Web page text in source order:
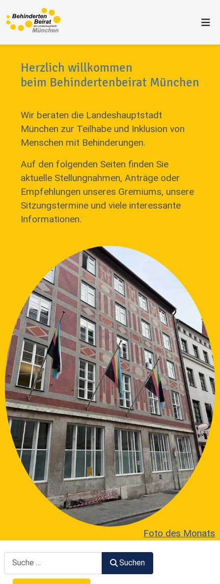
Herzlich willkommen
beim Behindertenbeirat München
Wir beraten die Landeshauptstadt
München zur Teilhabe und Inklusion von
Menschen mit Behinderungen.
Auf den folgenden Seiten finden Sie
aktuelle Stellungnahmen, Anträge oder
Empfehlungen unseres Gremiums, unsere
Sitzungstermine und viele interessante
Informationen.
Foto des Monats
Suchen
Suchen